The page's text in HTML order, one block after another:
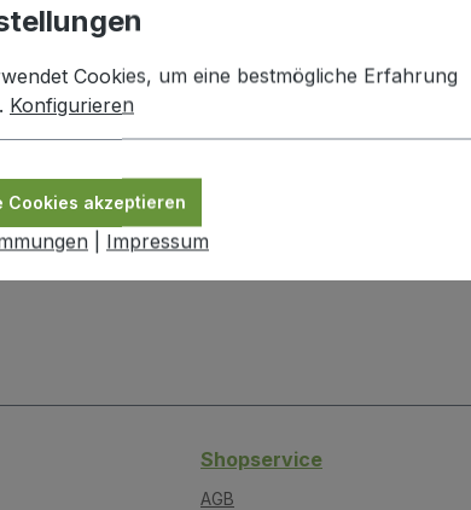
Fruchtaufstrich"
Shopservice
AGB
Cookies, um eine bestmögliche Erfahrung
Konfigurieren
Cookies akzeptieren
Impressum